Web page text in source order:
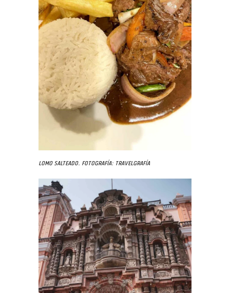
Lomo salteado. Fotografía: Travelgrafía